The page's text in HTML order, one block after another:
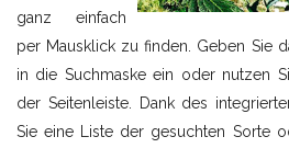
ganz einfach
per Mausklick zu finden. Geben Sie
in die Suchmaske ein oder nutzen
der Seitenleiste. Dank des
Sie eine Liste der gesuchten Sorte